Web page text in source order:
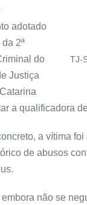
TJ-
adotado
2ª
do
Justiça
a qualificadora
a vítima
de abusos
embora não se